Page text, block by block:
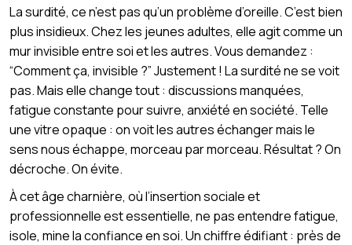
La surdité, ce n’est pas qu’un problème d’oreille. C’est bien
plus insidieux. Chez les jeunes adultes, elle agit comme un
mur invisible entre soi et les autres. Vous demandez :
“Comment ça, invisible ?” Justement ! La surdité ne se voit
pas. Mais elle change tout : discussions manquées,
fatigue constante pour suivre, anxiété en société. Telle
une vitre opaque : on voit les autres échanger mais le
sens nous échappe, morceau par morceau. Résultat ? On
décroche. On évite.
À cet âge charnière, où l’insertion sociale et
professionnelle est essentielle, ne pas entendre fatigue,
isole, mine la confiance en soi. Un chiffre édifiant : près de